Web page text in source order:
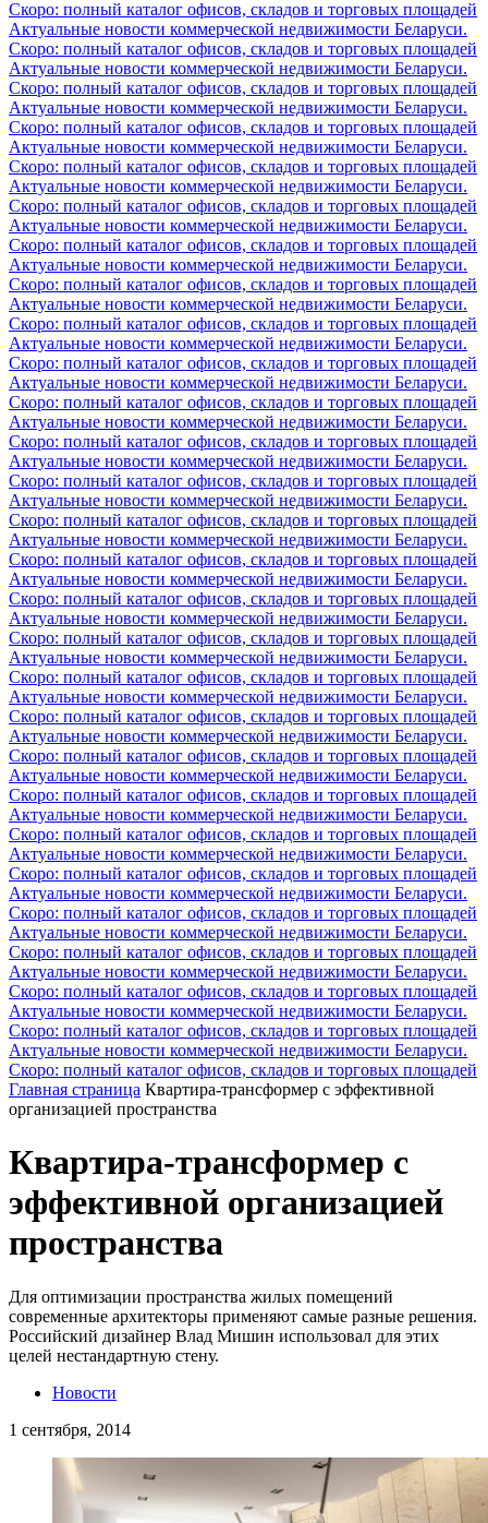
Скоро: полный каталог офисов, складов и торговых площадей
Актуальные новости коммерческой недвижимости Беларуси.
Скоро: полный каталог офисов, складов и торговых площадей
Актуальные новости коммерческой недвижимости Беларуси.
Скоро: полный каталог офисов, складов и торговых площадей
Актуальные новости коммерческой недвижимости Беларуси.
Скоро: полный каталог офисов, складов и торговых площадей
Актуальные новости коммерческой недвижимости Беларуси.
Скоро: полный каталог офисов, складов и торговых площадей
Актуальные новости коммерческой недвижимости Беларуси.
Скоро: полный каталог офисов, складов и торговых площадей
Актуальные новости коммерческой недвижимости Беларуси.
Скоро: полный каталог офисов, складов и торговых площадей
Актуальные новости коммерческой недвижимости Беларуси.
Скоро: полный каталог офисов, складов и торговых площадей
Актуальные новости коммерческой недвижимости Беларуси.
Скоро: полный каталог офисов, складов и торговых площадей
Актуальные новости коммерческой недвижимости Беларуси.
Скоро: полный каталог офисов, складов и торговых площадей
Актуальные новости коммерческой недвижимости Беларуси.
Скоро: полный каталог офисов, складов и торговых площадей
Актуальные новости коммерческой недвижимости Беларуси.
Скоро: полный каталог офисов, складов и торговых площадей
Актуальные новости коммерческой недвижимости Беларуси.
Скоро: полный каталог офисов, складов и торговых площадей
Актуальные новости коммерческой недвижимости Беларуси.
Скоро: полный каталог офисов, складов и торговых площадей
Актуальные новости коммерческой недвижимости Беларуси.
Скоро: полный каталог офисов, складов и торговых площадей
Актуальные новости коммерческой недвижимости Беларуси.
Скоро: полный каталог офисов, складов и торговых площадей
Актуальные новости коммерческой недвижимости Беларуси.
Скоро: полный каталог офисов, складов и торговых площадей
Актуальные новости коммерческой недвижимости Беларуси.
Скоро: полный каталог офисов, складов и торговых площадей
Актуальные новости коммерческой недвижимости Беларуси.
Скоро: полный каталог офисов, складов и торговых площадей
Актуальные новости коммерческой недвижимости Беларуси.
Скоро: полный каталог офисов, складов и торговых площадей
Актуальные новости коммерческой недвижимости Беларуси.
Скоро: полный каталог офисов, складов и торговых площадей
Актуальные новости коммерческой недвижимости Беларуси.
Скоро: полный каталог офисов, складов и торговых площадей
Актуальные новости коммерческой недвижимости Беларуси.
Скоро: полный каталог офисов, складов и торговых площадей
Актуальные новости коммерческой недвижимости Беларуси.
Скоро: полный каталог офисов, складов и торговых площадей
Актуальные новости коммерческой недвижимости Беларуси.
Скоро: полный каталог офисов, складов и торговых площадей
Актуальные новости коммерческой недвижимости Беларуси.
Скоро: полный каталог офисов, складов и торговых площадей
Актуальные новости коммерческой недвижимости Беларуси.
Скоро: полный каталог офисов, складов и торговых площадей
Актуальные новости коммерческой недвижимости Беларуси.
Скоро: полный каталог офисов, складов и торговых площадей
Главная страница Квартира-трансформер с эффективной
организацией пространства
Квартира-трансформер с
эффективной организацией
пространства
Для оптимизации пространства жилых помещений
современные архитекторы применяют самые разные решения.
Российский дизайнер Влад Мишин использовал для этих
целей нестандартную стену.
Новости
1 сентября, 2014